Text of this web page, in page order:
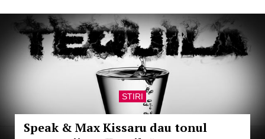
STIRI
Speak & Max Kissaru dau tonul